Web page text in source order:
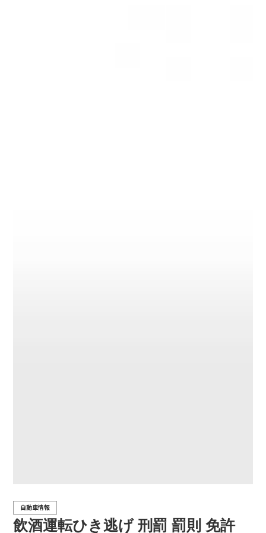
飲酒運転ひき逃げ 刑罰 罰則 免許
自動車情報